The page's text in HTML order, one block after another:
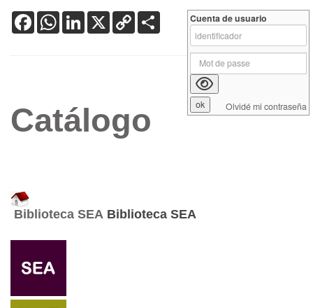
FacebookWhatsApp
LinkedIn
X Copy
Link
Catálogo
Biblioteca SEA Biblioteca SEA
Cuenta de usuario
Olvidé mi contraseña